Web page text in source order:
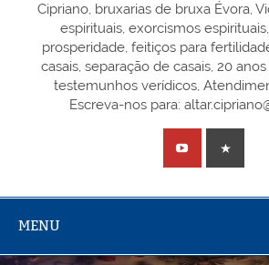
Cipriano, bruxarias de bruxa Évora,
espirituais, exorcismos
prosperidade, feitiços para
casais, separação de casais, 20
testemunhos verídicos,
Escreva-nos para:
MENU